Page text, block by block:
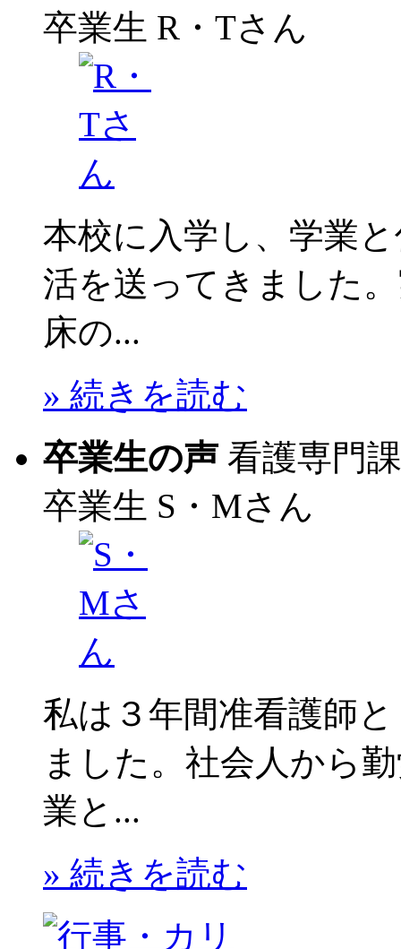
卒業生 R・Tさん
本校に入学し、学業
活を送ってきました
床の...
» 続きを読む
卒業生の声 看護専門
卒業生 S・Mさん
私は３年間准看護師
ました。社会人から
業と...
» 続きを読む